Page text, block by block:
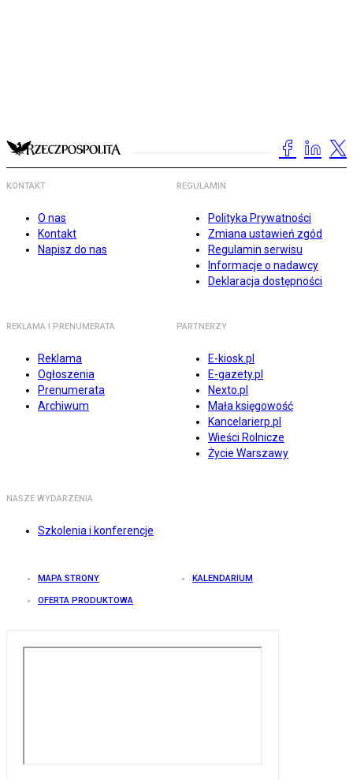
KONTAKT
O nas
Kontakt
Napisz do nas
REGULAMIN
Polityka Prywatności
Zmiana ustawień zgód
Regulamin serwisu
Informacje o nadawcy
Deklaracja dostępności
REKLAMA I PRENUMERATA
Reklama
Ogłoszenia
Prenumerata
Archiwum
PARTNERZY
E-kiosk.pl
E-gazety.pl
Nexto.pl
Mała księgowość
Kancelarierp.pl
Wieści Rolnicze
Życie Warszawy
NASZE WYDARZENIA
Szkolenia i konferencje
MAPA STRONY KALENDARIUM
OFERTA PRODUKTOWA